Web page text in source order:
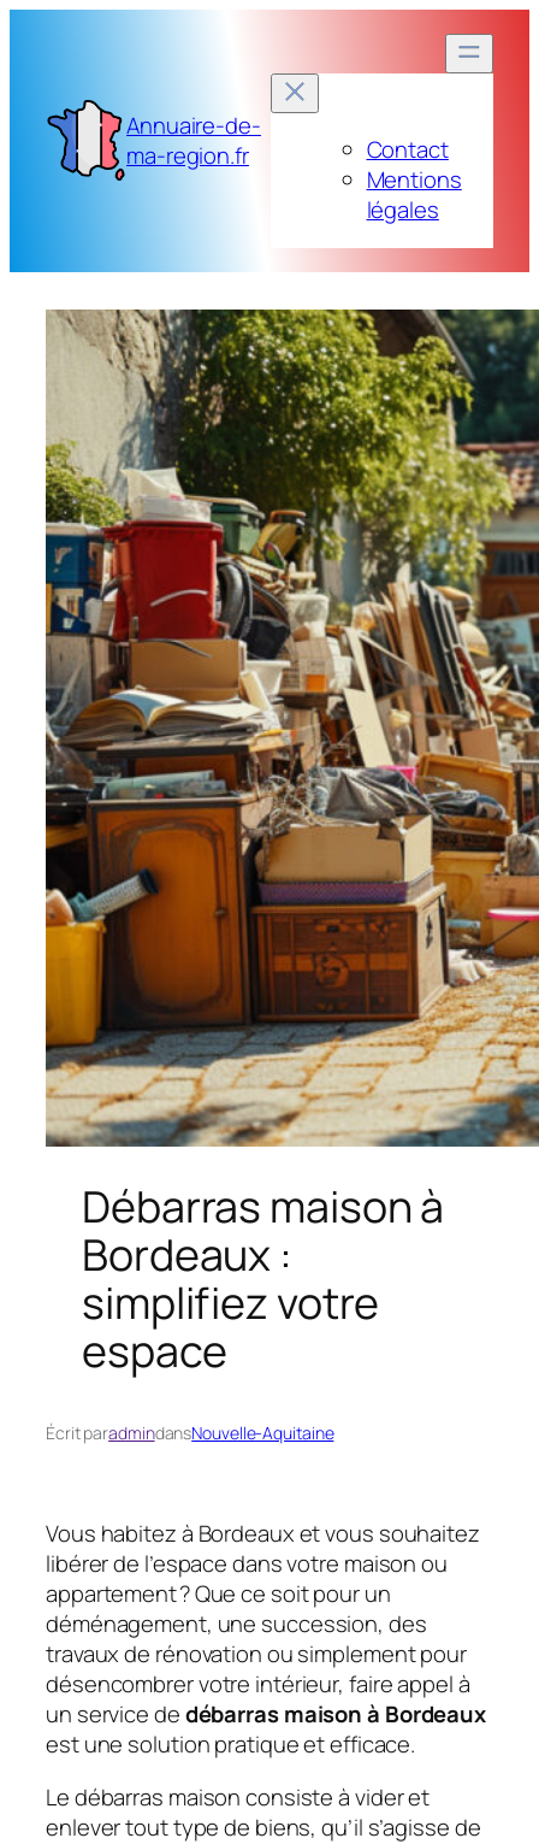
Annuaire-de-
ma-region.fr
Contact
Mentions
légales
Débarras maison à
Bordeaux :
simplifiez votre
espace
Écrit paradmindansNouvelle-Aquitaine
Vous habitez à Bordeaux et vous souhaitez
libérer de l’espace dans votre maison ou
appartement ? Que ce soit pour un
déménagement, une succession, des
travaux de rénovation ou simplement pour
désencombrer votre intérieur, faire appel à
un service dedébarras maison à Bordeaux
est une solution pratique et efficace.
Le débarras maison consiste à vider et
enlever tout type de biens, qu’il s’agisse de